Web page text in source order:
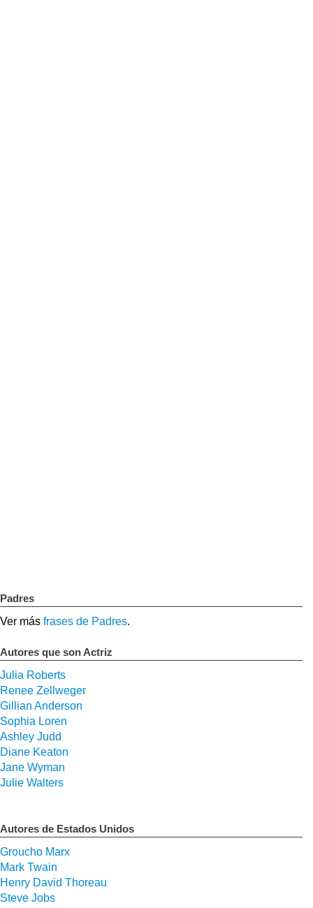
Padres
Ver más frases de Padres.
Autores que son Actriz
Julia Roberts
Renee Zellweger
Gillian Anderson
Sophia Loren
Ashley Judd
Diane Keaton
Jane Wyman
Julie Walters
Autores de Estados Unidos
Groucho Marx
Mark Twain
Henry David Thoreau
Steve Jobs